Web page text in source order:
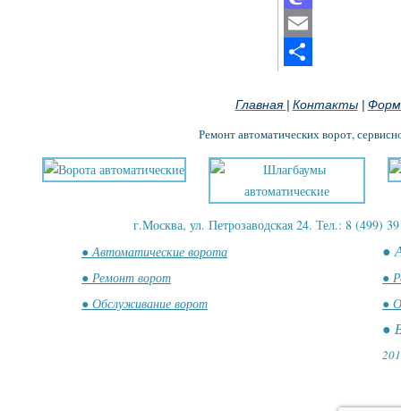
Mastodon
Email
Главная Контакты|
Ремонт автоматических ворот,
г.Москва, ул. Петрозаводская 24. Тел.: 8 (499)
● Автоматические ворота
●
● Ремонт ворот
●
● Обслуживание ворот
●
●